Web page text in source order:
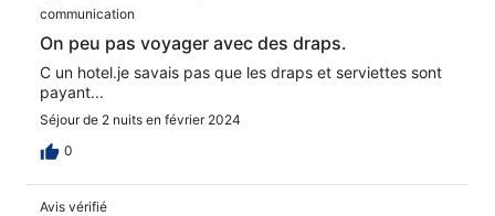
communication
On peu pas voyager avec des draps.
C un hotel.je savais pas que les draps et serviettes sont
payant...
Séjour de 2 nuits en février 2024
0
Avis vérifié